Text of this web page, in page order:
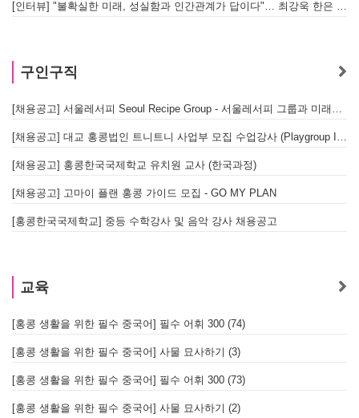
구인구직
[채용공고] 홍콩한국국제학교 유치원 교사 (한국과정)
[채용공고] 고마이 플랜 홍콩 가이드 모집 - GO MY PLAN
[홍콩한국국제학교] 중등 수학강사 및 음악 강사 채용공고
교육
[홍콩 생활을 위한 필수 중국어] 필수 어휘 300 (74)
[홍콩 생활을 위한 필수 중국어] 사물 묘사하기 (3)
[홍콩 생활을 위한 필수 중국어] 필수 어휘 300 (73)
[홍콩 생활을 위한 필수 중국어] 사물 묘사하기 (2)